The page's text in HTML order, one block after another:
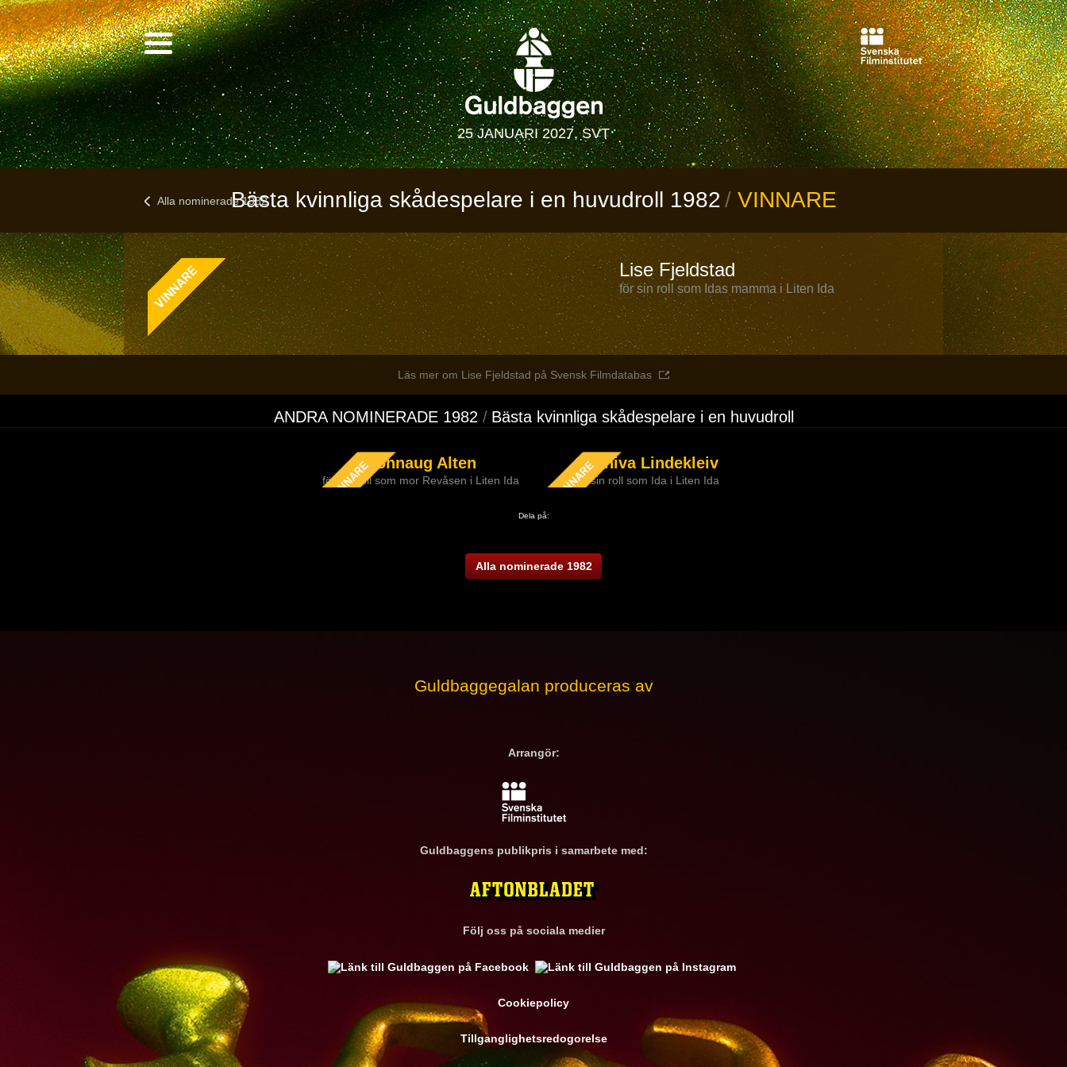
25 JANUARI 2027, SVT
Alla nominerade 1982Bästa kvinnliga skådespelare i en huvudroll 1982 VINNARE
Lise Fjeldstad
för sin roll som Idas mamma i Liten Ida
Läs mer om Lise Fjeldstad på Svensk Filmdatabas
ANDRA NOMINERADE 1982 Bästa kvinnliga skådespelare i en huvudroll
Rønnaug Alten
för sin roll som mor Revåsen i Liten Ida
Sunniva Lindekleiv
för sin roll som Ida i Liten Ida
Dela på:
Alla nominerade 1982
Guldbaggegalan produceras av
Arrangör:
Guldbaggens publikpris i samarbete med:
Följ oss på sociala medier
Cookiepolicy
Tillganglighetsredogorelse